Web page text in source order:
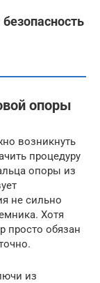
опоры
возникнуть
процедуру
опоры из
не сильно
Хотя
просто обязан
из